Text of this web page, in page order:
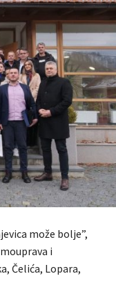
može bolje”,
i
Čelića, Lopara,